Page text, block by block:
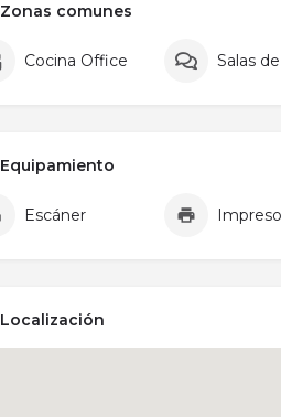
Zonas comunes
Cocina Office Salas
Equipamiento
Escáner
Localización